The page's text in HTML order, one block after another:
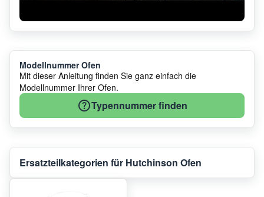
Modellnummer Ofen
Mit dieser Anleitung finden Sie ganz einfach die
Modellnummer Ihrer Ofen.
Typennummer finden
Ersatzteilkategorien für Hutchinson Ofen